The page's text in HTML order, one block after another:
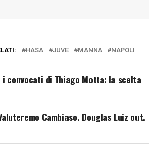
HASA JUVE MANNA NAPOLI
i convocati di Thiago Motta: la scelta
Cambiaso. Douglas Luiz out.